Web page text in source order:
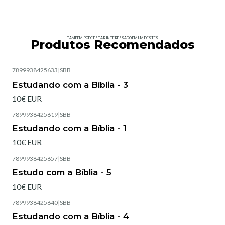
TAMBÉM PODE ESTAR INTERESSADO EM UM DESTES
Produtos Recomendados
7899938425633 |SBB
Estudando com a Bíblia - 3
10€ EUR
7899938425619|SBB
Estudando com a Bíblia - 1
10€ EUR
7899938425657|SBB
Estudo com a Bíblia - 5
10€ EUR
7899938425640|SBB
Estudando com a Bíblia - 4